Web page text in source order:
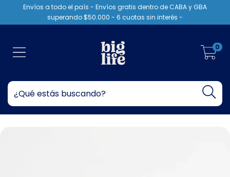
Envíos a todo el país - Envíos gratis dentro de CABA y GBA
superando $50.000 - 6 cuotas sin interés -
0